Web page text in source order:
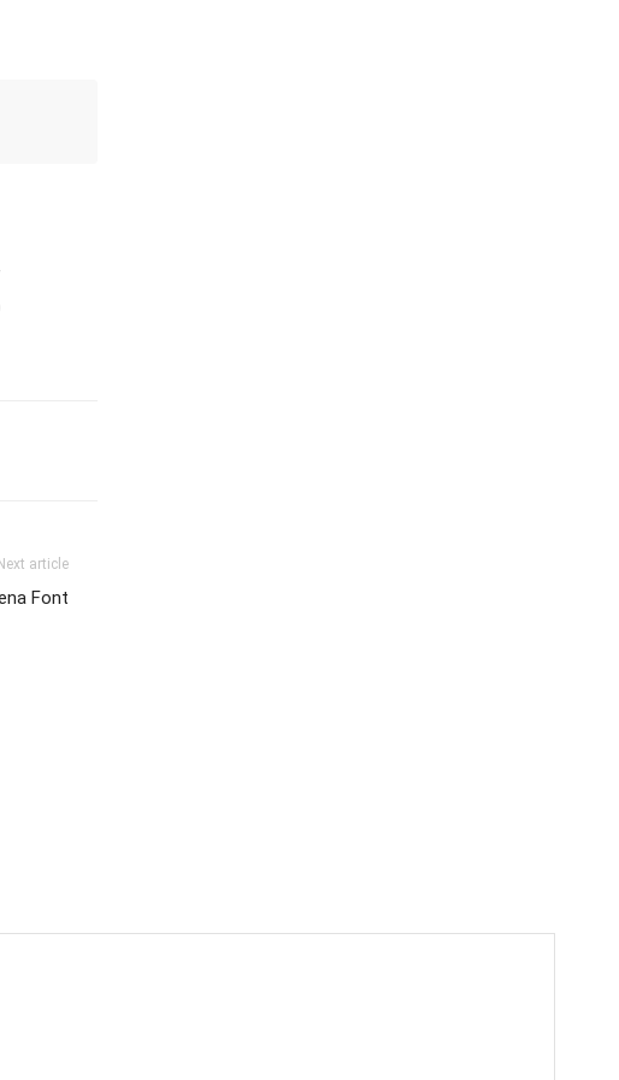
Next article
Font